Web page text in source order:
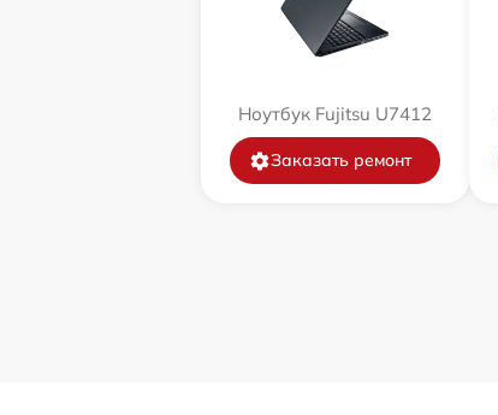
Ноутбук Fujitsu U7412
Заказать ремонт